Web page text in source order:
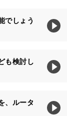
でしょう
も検討し
、ルータ